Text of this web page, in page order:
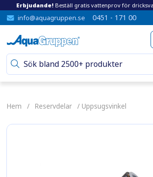
Erbjudande! Beställ gratis vattenprov för
info@aquagruppen.se 0451 - 171 00
Hem / Reservdelar / Uppsugsvinkel